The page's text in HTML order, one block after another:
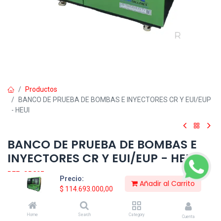
Precio:
$ 114.693.000,00
Añadir al Carrito
Home Search Category Cuenta
Productos
BANCO DE PRUEBA DE BOMBAS E INYECTORES CR Y EUI/EUP
- HEUI
BANCO DE PRUEBA DE BOMBAS E
INYECTORES CR Y EUI/EUP - HEUI
REF: CR825
El banco de prueba multifuncional CR825 es el Banco de prueba
profesional mas avanzado en el momento, fabricado con
tecnología asiática, con el cual se pueden realizar diferentes
pruebas a los sistemas Common rail, Prueba la bomba e